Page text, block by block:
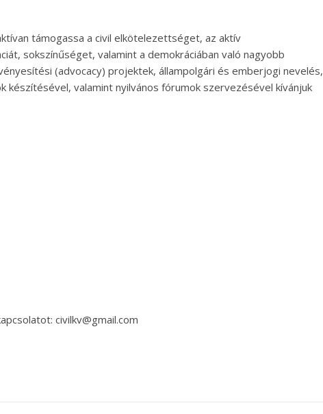
támogassa a civil elkötelezettséget, az aktív
sokszínűséget, valamint a demokráciában való nagyobb
(advocacy) projektek, állampolgári és emberjogi nevelés,
valamint nyilvános fórumok szervezésével kívánjuk
civilkv@gmail.com